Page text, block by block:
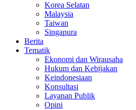
Korea Selatan
Malaysia
Taiwan
Singapura
Berita
Tematik
Ekonomi dan Wirausaha
Hukum dan Kebijakan
Keindonesiaan
Konsultasi
Layanan Publik
Opini